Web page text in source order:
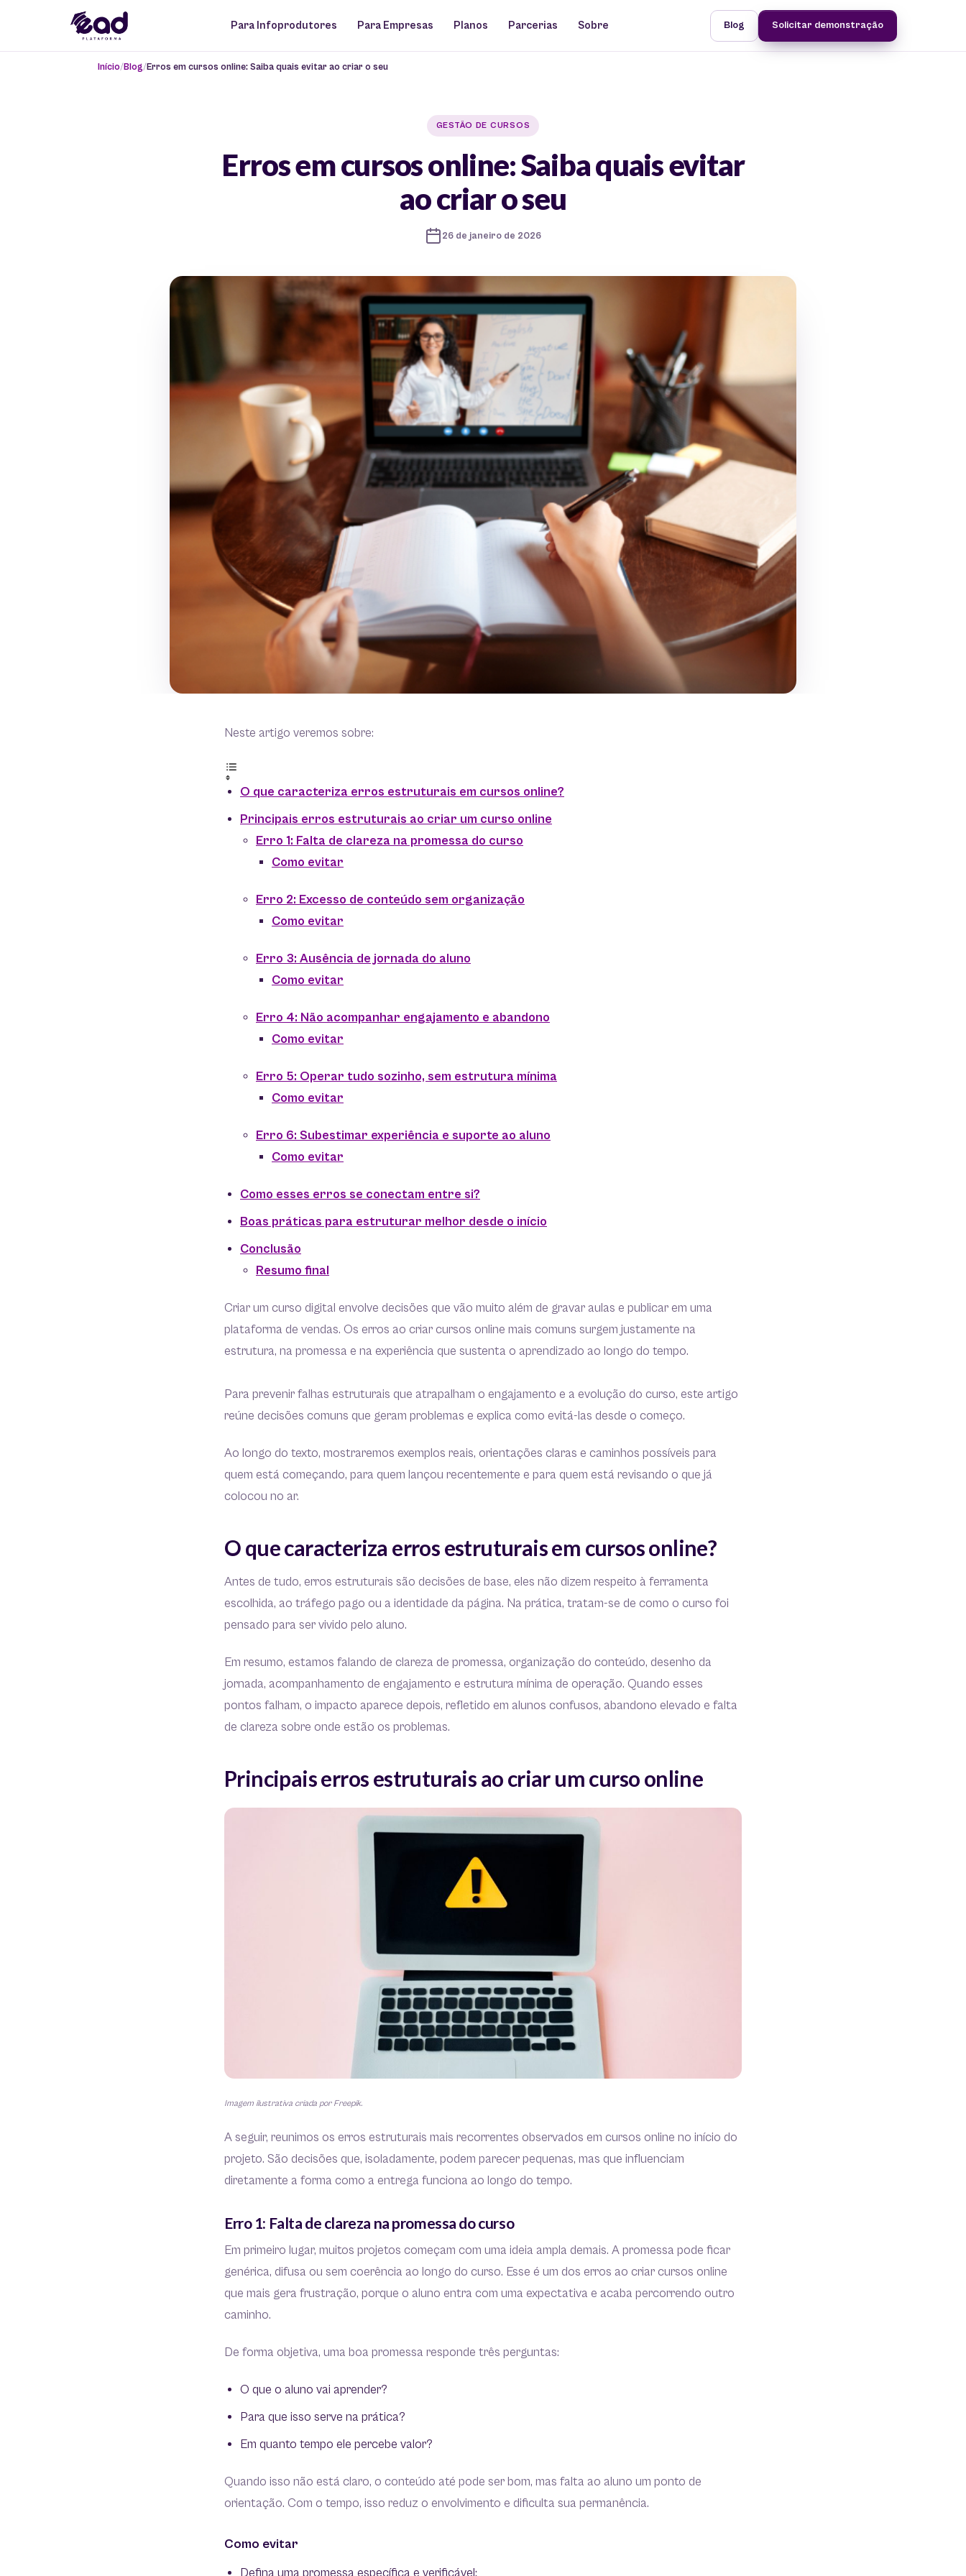
Para Infoprodutores Para Empresas Planos Parcerias Sobre Blog Solicitar demonstração
Início Blog Erros em cursos online: Saiba quais evitar ao criar o seu
GESTÃO DE CURSOS
Erros em cursos online: Saiba quais evitar
ao criar o seu
26 de janeiro de 2026
Neste artigo veremos sobre:
O que caracteriza erros estruturais em cursos online?
Principais erros estruturais ao criar um curso online
Erro 1: Falta de clareza na promessa do curso
Como evitar
Erro 2: Excesso de conteúdo sem organização
Como evitar
Erro 3: Ausência de jornada do aluno
Como evitar
Erro 4: Não acompanhar engajamento e abandono
Como evitar
Erro 5: Operar tudo sozinho, sem estrutura mínima
Como evitar
Erro 6: Subestimar experiência e suporte ao aluno
Como evitar
Como esses erros se conectam entre si?
Boas práticas para estruturar melhor desde o início
Conclusão
Resumo final
Criar um curso digital envolve decisões que vão muito além de gravar aulas e publicar em uma
plataforma de vendas. Os erros ao criar cursos online mais comuns surgem justamente na
estrutura, na promessa e na experiência que sustenta o aprendizado ao longo do tempo.
Para prevenir falhas estruturais que atrapalham o engajamento e a evolução do curso, este artigo
reúne decisões comuns que geram problemas e explica como evitá-las desde o começo.
Ao longo do texto, mostraremos exemplos reais, orientações claras e caminhos possíveis para
quem está começando, para quem lançou recentemente e para quem está revisando o que já
colocou no ar.
O que caracteriza erros estruturais em cursos online?
Antes de tudo, erros estruturais são decisões de base, eles não dizem respeito à ferramenta
escolhida, ao tráfego pago ou a identidade da página. Na prática, tratam-se de como o curso foi
pensado para ser vivido pelo aluno.
Em resumo, estamos falando de clareza de promessa, organização do conteúdo, desenho da
jornada, acompanhamento de engajamento e estrutura mínima de operação. Quando esses
pontos falham, o impacto aparece depois, refletido em alunos confusos, abandono elevado e falta
de clareza sobre onde estão os problemas.
Principais erros estruturais ao criar um curso online
Imagem ilustrativa criada por Freepik.
A seguir, reunimos os erros estruturais mais recorrentes observados em cursos online no início do
projeto. São decisões que, isoladamente, podem parecer pequenas, mas que influenciam
diretamente a forma como a entrega funciona ao longo do tempo.
Erro 1: Falta de clareza na promessa do curso
Em primeiro lugar, muitos projetos começam com uma ideia ampla demais. A promessa pode ficar
genérica, difusa ou sem coerência ao longo do curso. Esse é um dos erros ao criar cursos online
que mais gera frustração, porque o aluno entra com uma expectativa e acaba percorrendo outro
caminho.
De forma objetiva, uma boa promessa responde três perguntas:
O que o aluno vai aprender?
Para que isso serve na prática?
Em quanto tempo ele percebe valor?
Quando isso não está claro, o conteúdo até pode ser bom, mas falta ao aluno um ponto de
orientação. Com o tempo, isso reduz o envolvimento e dificulta sua permanência.
Como evitar